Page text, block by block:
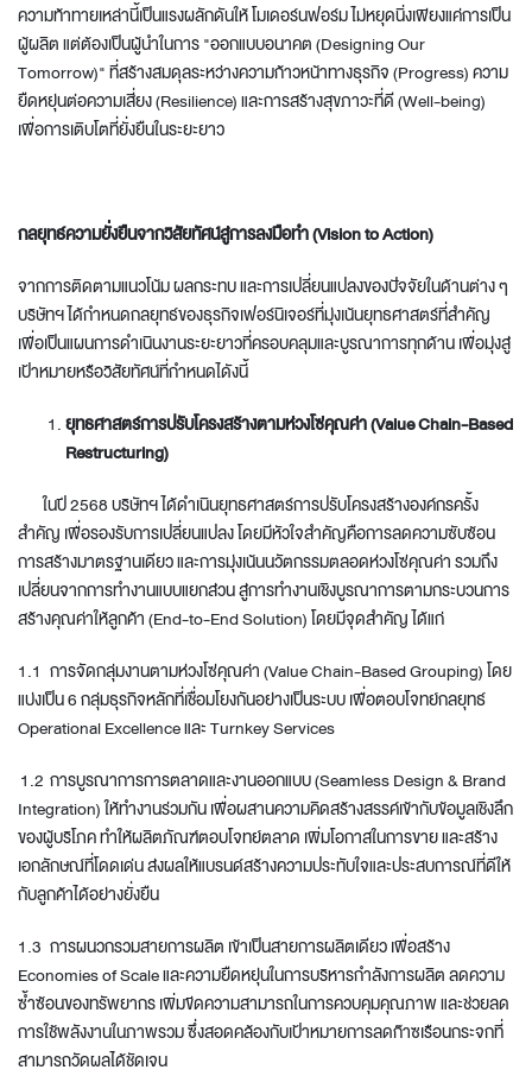
ความท้าทายเหล่านี้เป็นแรงผลักดันให้ โมเดอร์นฟอร์ม ไม่หยุดนิ่งเพียงแค่การเป็น
ผู้ผลิต แต่ต้องเป็นผู้นำในการ "ออกแบบอนาคต (Designing Our
Tomorrow)" ที่สร้างสมดุลระหว่างความก้าวหน้าทางธุรกิจ (Progress) ความ
ยืดหยุ่นต่อความเสี่ยง (Resilience) และการสร้างสุขภาวะที่ดี (Well-being)
เพื่อการเติบโตที่ยั่งยืนในระยะยาว
กลยุทธ์ความยั่งยืนจากวิสัยทัศน์สู่การลงมือทำ (Vision to Action)
จากการติดตามแนวโน้ม ผลกระทบ และการเปลี่ยนแปลงของปัจจัยในด้านต่าง ๆ
บริษัทฯ ได้กำหนดกลยุทธ์ของธุรกิจเฟอร์นิเจอร์ที่มุ่งเน้นยุทธศาสตร์ที่สำคัญ
เพื่อเป็นแผนการดำเนินงานระยะยาวที่ครอบคลุมและบูรณาการทุกด้าน เพื่อมุ่งสู่
เป้าหมายหรือวิสัยทัศน์ที่กำหนดไดังนี้
ยุทธศาสตร์การปรับโครงสร้างตามห่วงโซ่คุณค่า (Value Chain-Based
Restructuring)
ในปี 2568 บริษัทฯ ได้ดำเนินยุทธศาสตร์การปรับโครงสร้างองค์กรครั้ง
สำคัญ เพื่อรองรับการเปลี่ยนแปลง โดยมีหัวใจสำคัญคือการลดความซับซ้อน
การสร้างมาตรฐานเดียว และการมุ่งเน้นนวัตกรรมตลอดห่วงโซ่คุณค่า รวมถึง
เปลี่ยนจากการทำงานแบบแยกส่วน สู่การทำงานเชิงบูรณาการตามกระบวนการ
สร้างคุณค่าให้ลูกค้า (End-to-End Solution) โดยมีจุดสำคัญ ได้แก่
1.1 การจัดกลุ่มงานตามห่วงโซ่คุณค่า (Value Chain-Based Grouping) โดย
แบ่งเป็น 6 กลุ่มธุรกิจหลักที่เชื่อมโยงกันอย่างเป็นระบบ เพื่อตอบโจทย์กลยุทธ์
Operational Excellence และ Turnkey Services
1.2 การบูรณาการการตลาดและงานออกแบบ (Seamless Design & Brand
Integration) ให้ทำงานร่วมกัน เพื่อผสานความคิดสร้างสรรค์เข้ากับข้อมูลเชิงลึก
ของผู้บริโภค ทำให้ผลิตภัณฑ์ตอบโจทย์ตลาด เพิ่มโอกาสในการขาย และสร้าง
เอกลักษณ์ที่โดดเด่น ส่งผลให้แบรนด์สร้างความประทับใจและประสบการณ์ที่ดีให้
กับลูกค้าได้อย่างยั่งยืน
1.3 การผนวกรวมสายการผลิต เข้าเป็นสายการผลิตเดียว เพื่อสร้าง
Economies of Scale และความยืดหยุ่นในการบริหารกำลังการผลิต ลดความ
ซ้ำซ้อนของทรัพยากร เพิ่มขีดความสามารถในการควบคุมคุณภาพ และช่วยลด
การใช้พลังงานในภาพรวม ซึ่งสอดคล้องกับเป้าหมายการลดก๊าซเรือนกระจกที่
สามารถวัดผลได้ชัดเจน